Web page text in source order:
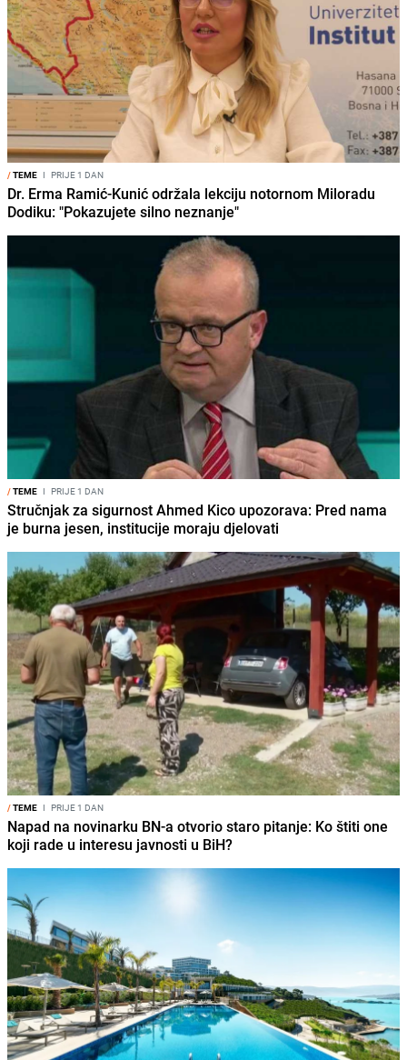
/TEME I PRIJE 1 DAN
Dr. Erma Ramić-Kunić održala lekciju notornom Miloradu
Dodiku: "Pokazujete silno neznanje"
/TEME I PRIJE 1 DAN
Stručnjak za sigurnost Ahmed Kico upozorava: Pred nama
je burna jesen, institucije moraju djelovati
/TEME I PRIJE 1 DAN
Napad na novinarku BN-a otvorio staro pitanje: Ko štiti one
koji rade u interesu javnosti u BiH?